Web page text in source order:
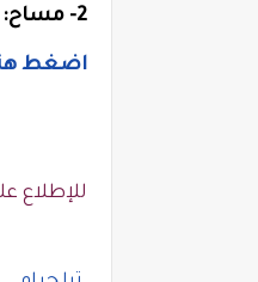
2- مساح:
اضغط
للإطلاع